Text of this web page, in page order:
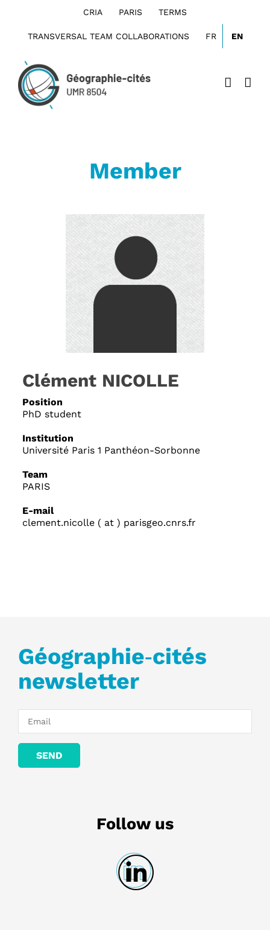
CRIA PARIS TERMS
TRANSVERSAL TEAM COLLABORATIONS FR EN
Member
Clément NICOLLE
Position
PhD student
Institution
Université Paris 1 Panthéon-Sorbonne
Team
PARIS
E-mail
clement.nicolle ( at ) parisgeo.cnrs.fr
Géographie‑cités
newsletter
Follow us